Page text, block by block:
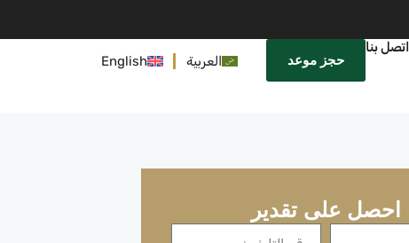
اتصل بنا
حجز موعد العربية English
احصل على تقدير